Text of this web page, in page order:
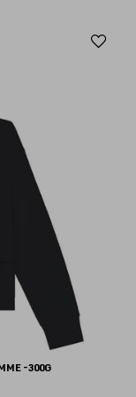
-300G